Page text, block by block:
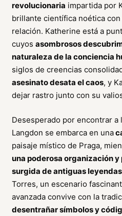
revolucionaria impartida por
brillante científica noética
relación. Katherine está a
cuyos asombrosos
naturaleza de la conciencia
siglos de creencias
asesinato desata el caos, y
dejar rastro junto con su
Desesperado por encontrar a
Langdon se embarca en una
paisaje místico de Praga,
una poderosa organización
surgida de antiguas
Torres, un escenario
avanzada convive con la
desentrañar símbolos y